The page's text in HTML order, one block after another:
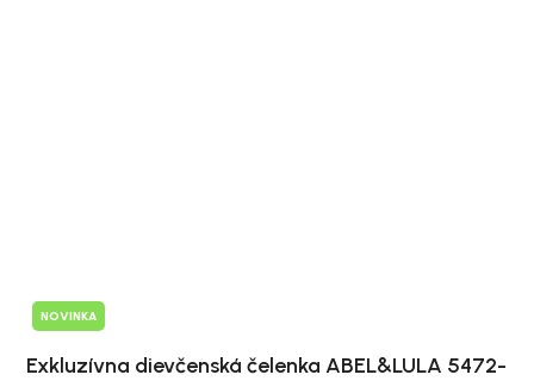
NOVINKA
Exkluzívna dievčenská čelenka ABEL&LULA 5472-